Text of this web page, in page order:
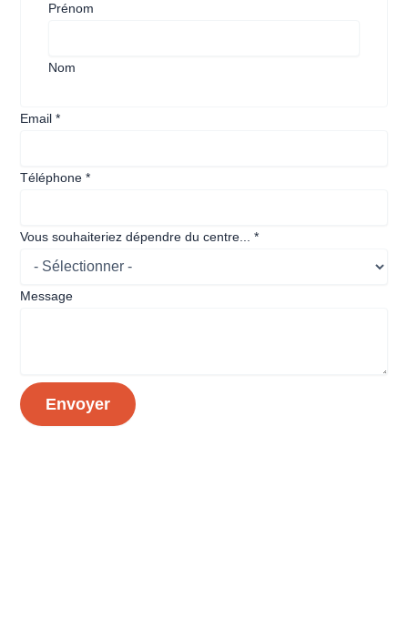
Prénom
Nom
Email*
Téléphone*
Vous souhaiteriez dépendre du centre...*
Date
Message
Envoyer